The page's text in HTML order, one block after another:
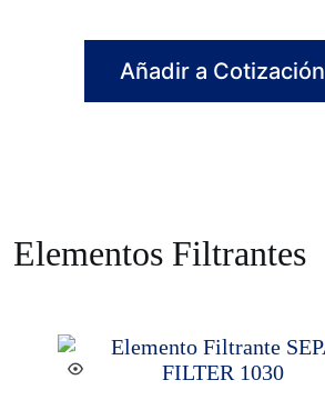
Añadir a Cotización
Elementos Filtrantes